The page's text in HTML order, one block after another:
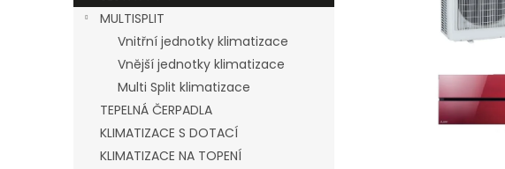
a
MULTISPLIT
Vnitřní jednotky klimatizace
Vnější jednotky klimatizace
Multi Split klimatizace
TEPELNÁ ČERPADLA
KLIMATIZACE S DOTACÍ
KLIMATIZACE NA TOPENÍ